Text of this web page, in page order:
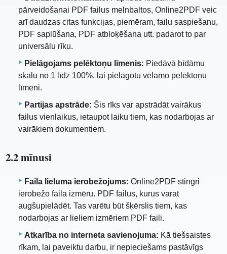
pārveidošanai PDF failus melnbaltos, Online2PDF veic
arī daudzas citas funkcijas, piemēram, failu saspiešanu,
PDF saplūšana, PDF atbloķēšana utt. padarot to par
universālu rīku.
Pielāgojams pelēktoņu līmenis: Piedāvā bīdāmu
skalu no 1 līdz 100%, lai pielāgotu vēlamo pelēktoņu
līmeni.
Partijas apstrāde: Šis rīks var apstrādāt vairākus
failus vienlaikus, ietaupot laiku tiem, kas nodarbojas ar
vairākiem dokumentiem.
2.2 mīnusi
Faila lieluma ierobežojums: Online2PDF stingri
ierobežo faila izmēru. PDF failus, kurus varat
augšupielādēt. Tas varētu būt šķērslis tiem, kas
nodarbojas ar lieliem izmēriem PDF faili.
Atkarība no interneta savienojuma: Kā tiešsaistes
rīkam, lai paveiktu darbu, ir nepieciešams pastāvīgs